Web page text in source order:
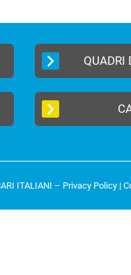
QUADRI
ITALIANI – Privacy Policy |